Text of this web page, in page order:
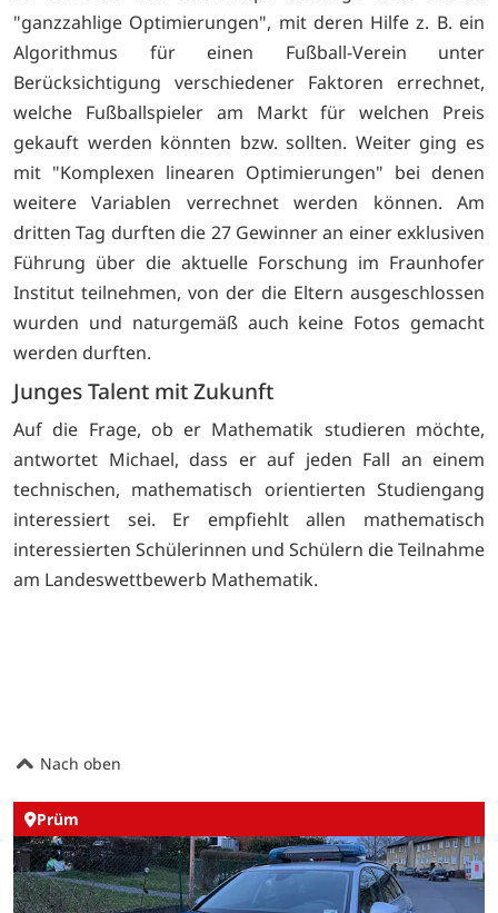
"ganzzahlige Optimierungen", mit deren Hilfe z. B. ein
Algorithmus für einen Fußball-Verein unter
Berücksichtigung verschiedener Faktoren errechnet,
welche Fußballspieler am Markt für welchen Preis
gekauft werden könnten bzw. sollten. Weiter ging es
mit "Komplexen linearen Optimierungen" bei denen
weitere Variablen verrechnet werden können. Am
dritten Tag durften die 27 Gewinner an einer exklusiven
Führung über die aktuelle Forschung im Fraunhofer
Institut teilnehmen, von der die Eltern ausgeschlossen
wurden und naturgemäß auch keine Fotos gemacht
werden durften.
Junges Talent mit Zukunft
Auf die Frage, ob er Mathematik studieren möchte,
antwortet Michael, dass er auf jeden Fall an einem
technischen, mathematisch orientierten Studiengang
interessiert sei. Er empfiehlt allen mathematisch
interessierten Schülerinnen und Schülern die Teilnahme
am Landeswettbewerb Mathematik.
Nach oben
Prüm